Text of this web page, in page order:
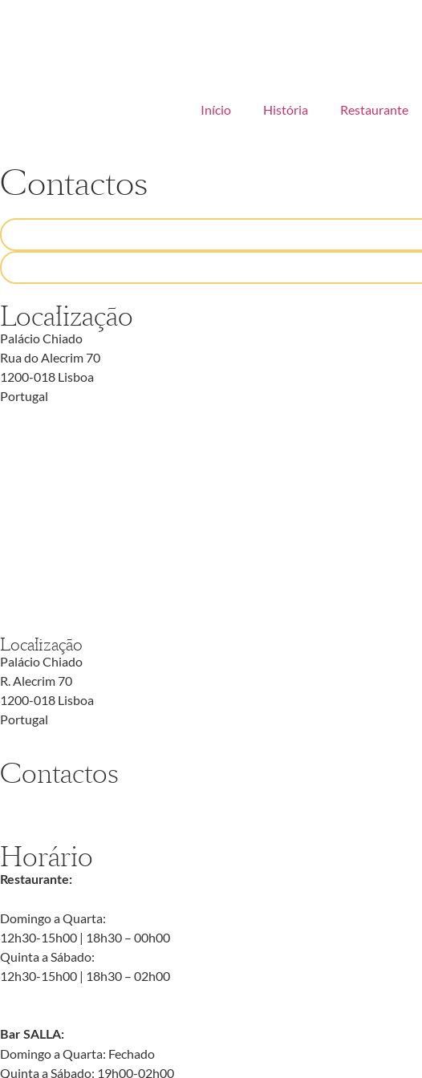
Início História Restaurante
Contactos
Localização
Palácio Chiado
Rua do Alecrim 70
1200-018 Lisboa
Portugal
Localização
Palácio Chiado
R. Alecrim 70
1200-018 Lisboa
Portugal
Contactos
Horário
Restaurante:
Domingo a Quarta:
12h30-15h00 | 18h30 – 00h00
Quinta a Sábado:
12h30-15h00 | 18h30 – 02h00
Bar SALLA:
Domingo a Quarta: Fechado
Quinta a Sábado: 19h00-02h00